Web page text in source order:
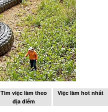
Tìm việc làm theo
địa điểm
Việc làm hot nhất